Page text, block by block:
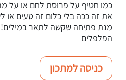
כמו חטיף על פרוסת לחם או על
את זה ככה בלי כלום זה טעים או
מנת פתיחה שקשה לתאר במילים!
הפלפלים
כניסה למתכון